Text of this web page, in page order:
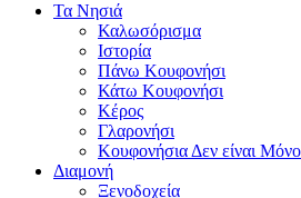
Τα Νησιά
Καλωσόρισμα
Ιστορία
Πάνω Κουφονήσι
Κάτω Κουφονήσι
Κέρος
Γλαρονήσι
Κουφονήσια Δεν είναι
Διαμονή
Ξενοδοχεία